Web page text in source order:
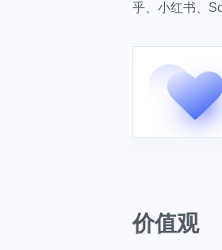
乎、小红书、
价值观